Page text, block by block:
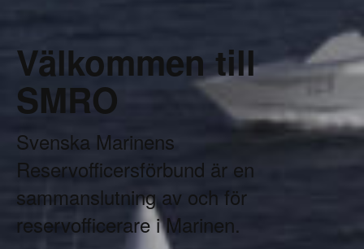
Välkommen till
SMRO
Svenska Marinens
Reservofficersförbund är en
sammanslutning av och för
reservofficerare i Marinen.